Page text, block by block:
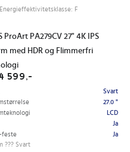
Energieffektivitetsklasse: F
ProArt PA279CV 27" 4K IPS
med HDR og Flimmerfri
599,-
Svart
27.0 "
LCD
Ja
feste
Ja
??? Svart